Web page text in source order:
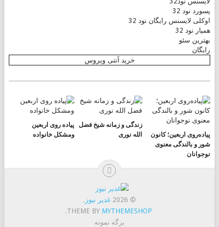
پسورد نود 32
اوکلی لایسنس رایگان نود 32
همیار نود 32
بهترین سئو
رایگان
خرید آنتی ویروس
پیاده‌روی اربعین؛ کانون
شور و بالندگی معنوی
نوجوانان
زندگی و زمانه شیخ فضل
الله نوری
پیاده روی اربعین
ومشکل خانواده
© 2026 غدیر نیوز .
THEME BY MYTHEMESHOP
.
برگه نمونه